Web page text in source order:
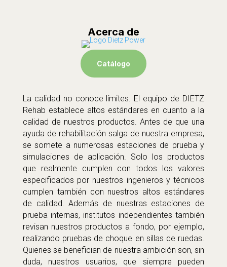
Acerca de
Catálogo
La calidad no conoce límites. El equipo de DIETZ
Rehab establece altos estándares en cuanto a la
calidad de nuestros productos. Antes de que una
ayuda de rehabilitación salga de nuestra empresa,
se somete a numerosas estaciones de prueba y
simulaciones de aplicación. Solo los productos
que realmente cumplen con todos los valores
especificados por nuestros ingenieros y técnicos
cumplen también con nuestros altos estándares
de calidad. Además de nuestras estaciones de
prueba internas, institutos independientes también
revisan nuestros productos a fondo, por ejemplo,
realizando pruebas de choque en sillas de ruedas.
Quienes se benefician de nuestra ambición son, sin
duda, nuestros usuarios, que siempre pueden